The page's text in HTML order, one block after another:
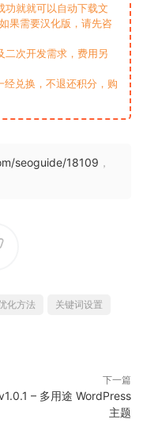
功就就可以自动下载文
果需要汉化版，请先咨
二次开发需求，费用另
兑换，不退还积分，购
seoguide/18109 ，
化方法 关键词设置
下一篇
– 多用途 WordPress
主题